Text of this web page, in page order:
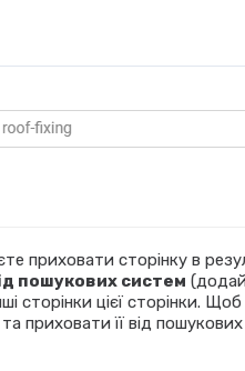
приховати сторінку в
пошукових систем
сторінки цієї сторінки.
приховати її від